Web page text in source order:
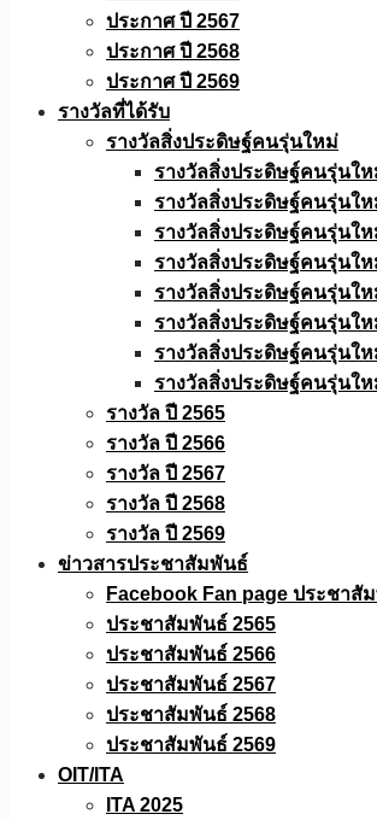
ประกาศ ปี 2567
ประกาศ ปี 2568
ประกาศ ปี 2569
รางวัลที่ได้รับ
รางวัลสิ่งประดิษฐ์คนรุ่นใหม่
รางวัลสิ่งประดิษฐ์คนรุ่นให
รางวัลสิ่งประดิษฐ์คนรุ่นให
รางวัลสิ่งประดิษฐ์คนรุ่นให
รางวัลสิ่งประดิษฐ์คนรุ่นให
รางวัลสิ่งประดิษฐ์คนรุ่นให
รางวัลสิ่งประดิษฐ์คนรุ่นให
รางวัลสิ่งประดิษฐ์คนรุ่นให
รางวัลสิ่งประดิษฐ์คนรุ่นให
รางวัล ปี 2565
รางวัล ปี 2566
รางวัล ปี 2567
รางวัล ปี 2568
รางวัล ปี 2569
ข่าวสารประชาสัมพันธ์
Facebook Fan page ประชาสั
ประชาสัมพันธ์ 2565
ประชาสัมพันธ์ 2566
ประชาสัมพันธ์ 2567
ประชาสัมพันธ์ 2568
ประชาสัมพันธ์ 2569
OIT/ITA
ITA 2025